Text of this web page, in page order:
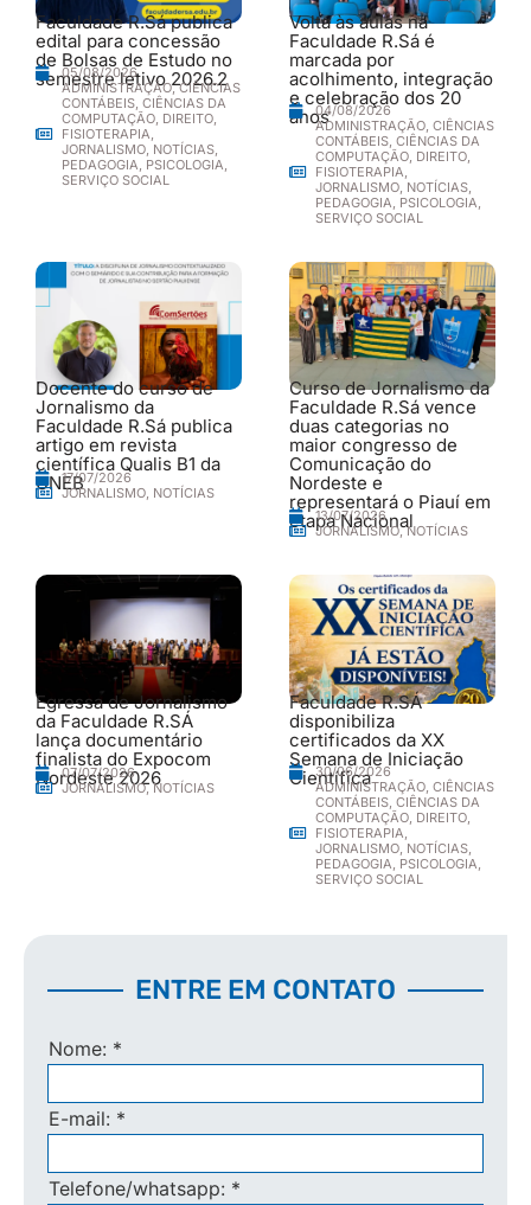
Faculdade R.Sá publica
edital para concessão
de Bolsas de Estudo no
semestre letivo 2026.2
05/08/2026
ADMINISTRAÇÃO,CIÊNCIAS
CONTÁBEIS CIÊNCIAS DA
COMPUTAÇÃO DIREITO
FISIOTERAPIA
JORNALISMO NOTÍCIAS
PEDAGOGIA PSICOLOGIA
SERVIÇO SOCIAL
Volta às aulas na
Faculdade R.Sá é
marcada por
acolhimento, integração
e celebração dos 20
anos04/08/2026
ADMINISTRAÇÃO CIÊNCIAS
CONTÁBEIS CIÊNCIAS DA
COMPUTAÇÃO DIREITO
FISIOTERAPIA
JORNALISMO NOTÍCIAS
PEDAGOGIA PSICOLOGIA
SERVIÇO SOCIAL
Docente do curso de
Jornalismo da
Faculdade R.Sá publica
artigo em revista
científica Qualis B1 da
UNEB17/07/2026
JORNALISMO, NOTÍCIAS
Curso de Jornalismo da
Faculdade R.Sá vence
duas categorias no
maior congresso de
Comunicação do
Nordeste e
representará o Piauí em
etapa Nacional
13/07/2026
JORNALISMO,NOTÍCIAS
Egressa de Jornalismo
da Faculdade R.SÁ
lança documentário
finalista do Expocom
Nordeste 2026
07/07/2026
JORNALISMO,NOTÍCIAS
Faculdade R.SÁ
disponibiliza
certificados da XX
Semana de Iniciação
Científica
30/06/2026
ADMINISTRAÇÃO, CIÊNCIAS
CONTÁBEIS, CIÊNCIAS DA
COMPUTAÇÃO, DIREITO,
FISIOTERAPIA,
JORNALISMO, NOTÍCIAS,
PEDAGOGIA, PSICOLOGIA,
SERVIÇO SOCIAL
ENTRE EM CONTATO
Nome: *
E-mail: *
Telefone/whatsapp: *